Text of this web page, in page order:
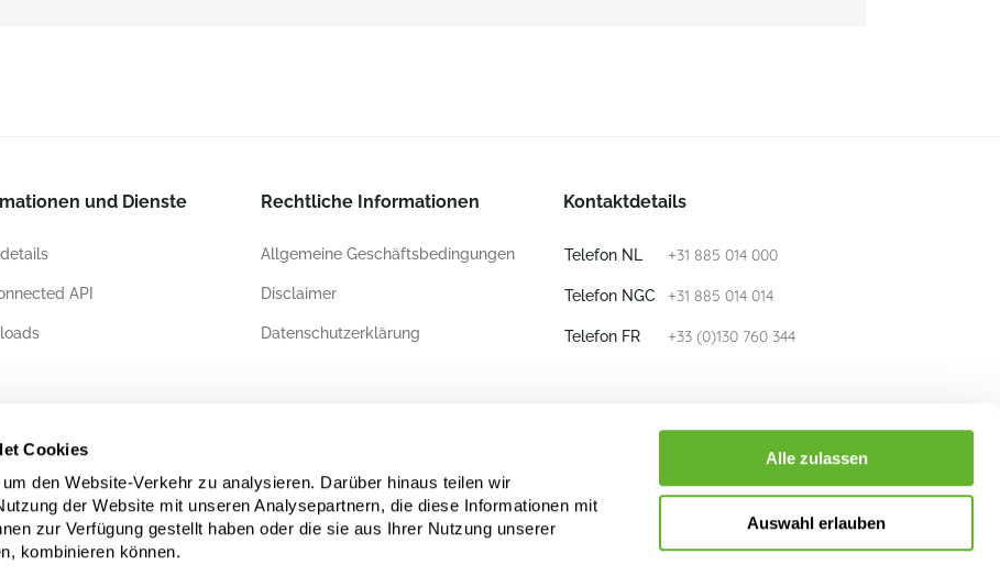
Cookies
den Website-Verkehr zu analysieren. Darüber hinaus teilen wir
der Website mit unseren Analysepartnern, die diese Informationen mit
zur Verfügung gestellt haben oder die sie aus Ihrer Nutzung unserer
kombinieren können.
Alle zulassen
Auswahl erlauben
und Dienste
API
Rechtliche Informationen
Allgemeine Geschäftsbedingungen
Disclaimer
Datenschutzerklärung
Kontaktdetails
Telefon NL +31 885 014 000
Telefon NGC +31 885 014 014
Telefon FR +33 (0)130 760 344
info@nieuwkoop-europe.com
Folge uns